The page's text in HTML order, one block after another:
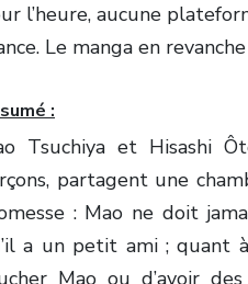
l’heure, aucune
Le manga en
:
Tsuchiya et Hisashi
partagent une
: Mao ne doit
a un petit ami ; quant
Mao ou d’avoir